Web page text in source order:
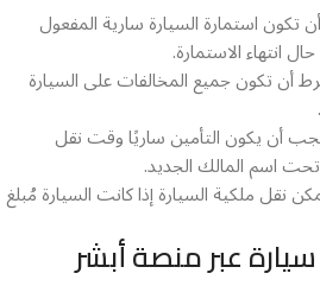
تكون استمارة السيارة سارية المفعول
انتهاء الاستمارة.
أن تكون جميع المخالفات على السيارة
أن يكون التأمين ساريًا وقت نقل
اسم المالك الجديد.
نقل ملكية السيارة إذا كانت السيارة مُبلغ
عبر منصة أبشر